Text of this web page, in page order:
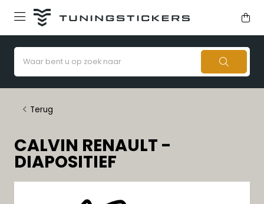
Terug
CALVIN RENAULT -
DIAPOSITIEF